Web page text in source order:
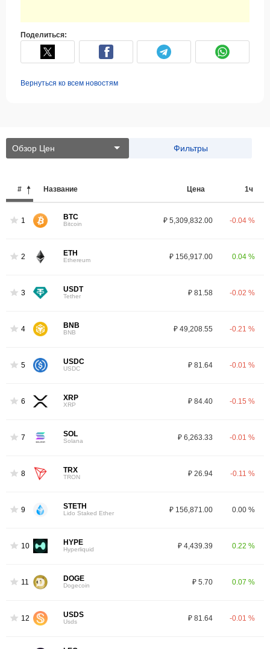
Поделиться:
Вернуться ко всем новостям
Обзор Цен Фильтры
# Название Цена 1ч
1 BTC
Bitcoin ₽ 5,309,832.00 -0.04 %
2 ETH
Ethereum ₽ 156,917.00 0.04 %
3 USDT
Tether ₽ 81.58 -0.02 %
4 BNB
BNB ₽ 49,208.55 -0.21 %
5 USDC
USDC ₽ 81.64 -0.01 %
6 XRP
XRP ₽ 84.40 -0.15 %
7 SOL
Solana ₽ 6,263.33 -0.01 %
8 TRX
TRON ₽ 26.94 -0.11 %
9 STETH
Lido Staked Ether ₽ 156,871.00 0.00 %
10 HYPE
Hyperliquid ₽ 4,439.39 0.22 %
11 DOGE
Dogecoin ₽ 5.70 0.07 %
12 USDS
Usds ₽ 81.64 -0.01 %